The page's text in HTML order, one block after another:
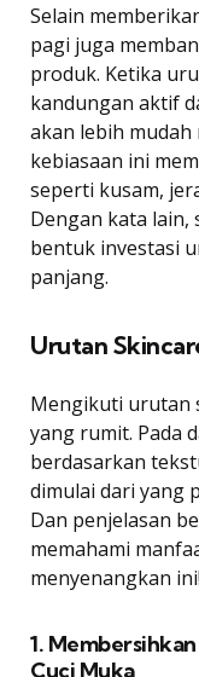
Selain
pagi juga
produk. Ketika
kandungan aktif
akan lebih mudah
kebiasaan ini
seperti kusam,
Dengan kata lain,
bentuk investasi
panjang.
Urutan
Mengikuti urutan
yang rumit. Pada
berdasarkan
dimulai dari yang
Dan penjelasan
memahami
menyenangkan ini!
1.
Cuci Muka